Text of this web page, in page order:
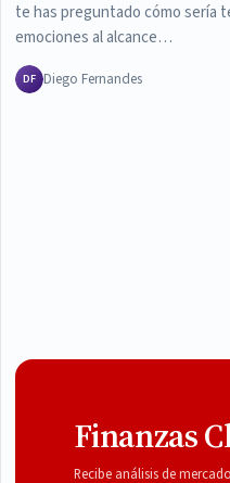
te has preguntado cómo sería
emociones al alcance…
DF Diego Fernandes
Finanzas
Recibe análisis de